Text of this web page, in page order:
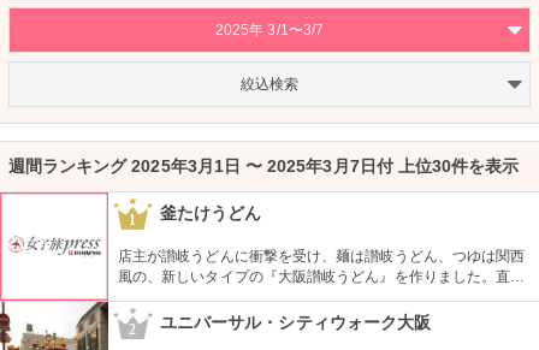
2025年 3/1〜3/7
絞込検索
週間ランキング 2025年3月1日 〜 2025年3月7日付 上位30件を表示
1 釜たけうどん
店主が讃岐うどんに衝撃を受け、麺は讃岐うどん、つゆは関西
風の、新しいタイプの『大阪讃岐うどん』を作りました。直径
6mmの極太うどんを楽しむためには、まずは看板メニューの
『ちく玉天ぶっかけ』（750円）から。
2 ユニバーサル・シティウォーク大阪